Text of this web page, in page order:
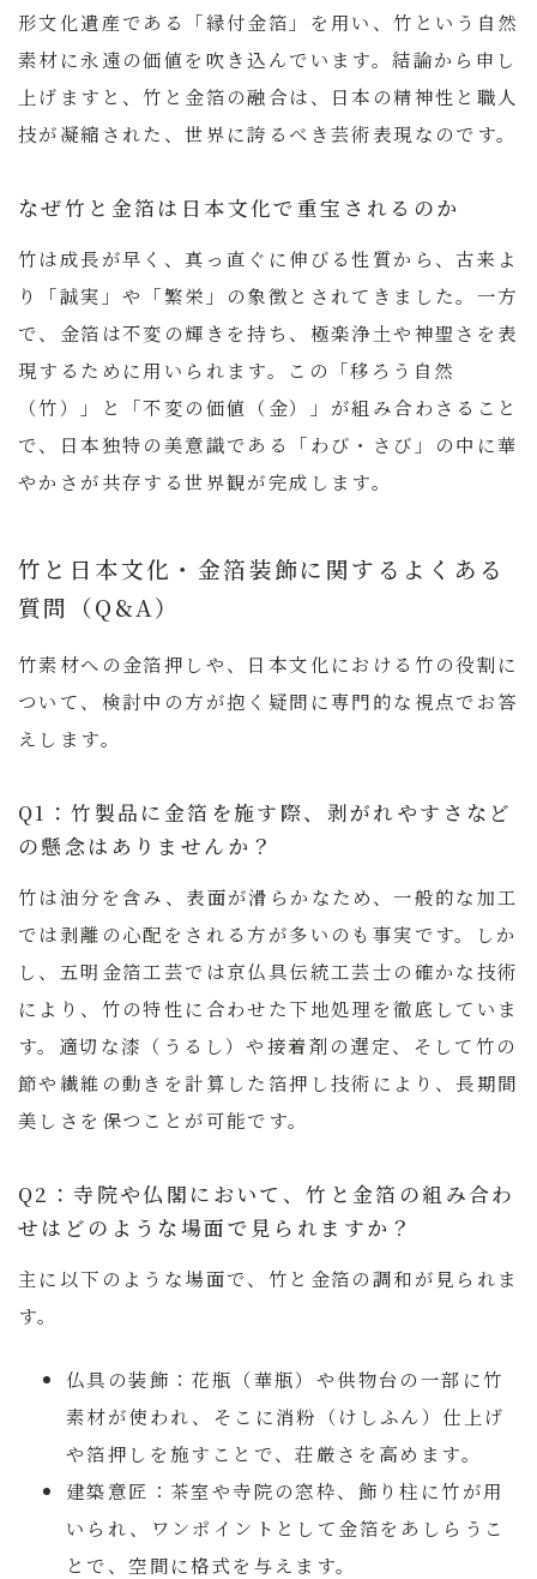
形文化遺産である「縁付金箔」を用い、竹という自然
素材に永遠の価値を吹き込んでいます。結論から申し
上げますと、竹と金箔の融合は、日本の精神性と職人
技が凝縮された、世界に誇るべき芸術表現なのです。
なぜ竹と金箔は日本文化で重宝されるのか
竹は成長が早く、真っ直ぐに伸びる性質から、古来よ
り「誠実」や「繁栄」の象徴とされてきました。一方
で、金箔は不変の輝きを持ち、極楽浄土や神聖さを表
現するために用いられます。この「移ろう自然
（竹）」と「不変の価値（金）」が組み合わさること
で、日本独特の美意識である「わび・さび」の中に華
やかさが共存する世界観が完成します。
竹と日本文化・金箔装飾に関するよくある
質問（Q&A）
竹素材への金箔押しや、日本文化における竹の役割に
ついて、検討中の方が抱く疑問に専門的な視点でお答
えします。
Q1：竹製品に金箔を施す際、剥がれやすさなど
の懸念はありませんか？
竹は油分を含み、表面が滑らかなため、一般的な加工
では剥離の心配をされる方が多いのも事実です。しか
し、五明金箔工芸では京仏具伝統工芸士の確かな技術
により、竹の特性に合わせた下地処理を徹底していま
す。 適切な漆（うるし）や接着剤の選定、そして竹の
節や繊維の動きを計算した箔押し技術により、長期間
美しさを保つことが可能です。
Q2：寺院や仏閣において、竹と金箔の組み合わ
せはどのような場面で見られますか？
主に以下のような場面で、竹と金箔の調和が見られま
す。
仏具の装飾： 花瓶（華瓶）や供物台の一部に竹
素材が使われ、そこに消粉（けしふん）仕上げ
や箔押しを施すことで、荘厳さを高めます。
建築意匠： 茶室や寺院の窓枠、飾り柱に竹が用
いられ、ワンポイントとして金箔をあしらうこ
とで、空間に格式を与えます。